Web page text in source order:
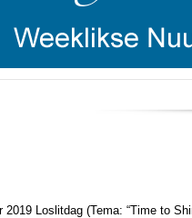
Loslitdag (Tema: “Time to